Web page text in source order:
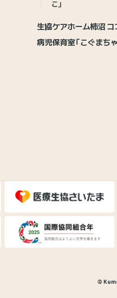
こ」
生協ケアホーム柿沼 コ
病児保育室「こぐまち
©